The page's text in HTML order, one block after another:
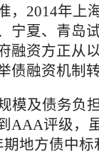
，2014年上
宁夏、青岛
融资方正从
债融资机制
及债务负
AAA评级，
地方债中